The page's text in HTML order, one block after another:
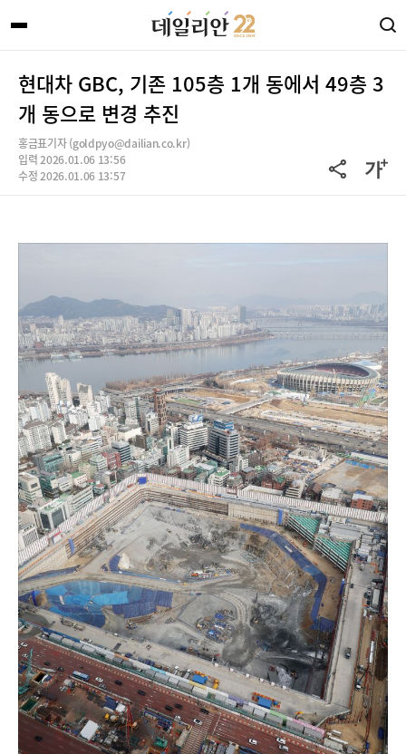
현대차 GBC, 기존 105층 1개 동에서 49층 3
개 동으로 변경 추진
홍금표기자 (goldpyo@dailian.co.kr)
입력 2026.01.06 13:56
수정 2026.01.06 13:57